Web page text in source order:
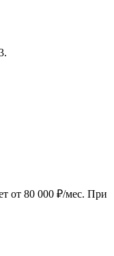
от 80 000 ₽/мес. При